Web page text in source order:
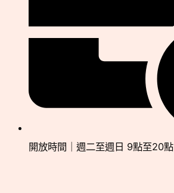
開放時間｜週二至週日 9點至20點